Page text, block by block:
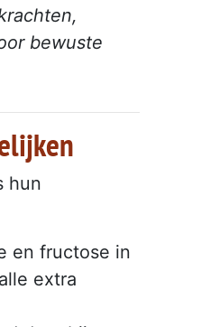
bewuste
hun
en fructose in
extra